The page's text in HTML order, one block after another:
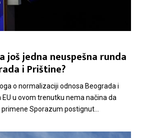
još jedna neuspešna runda
i Prištine?
o normalizaciji odnosa Beograda i
EU u ovom trenutku nema načina da
Sporazum postignut...